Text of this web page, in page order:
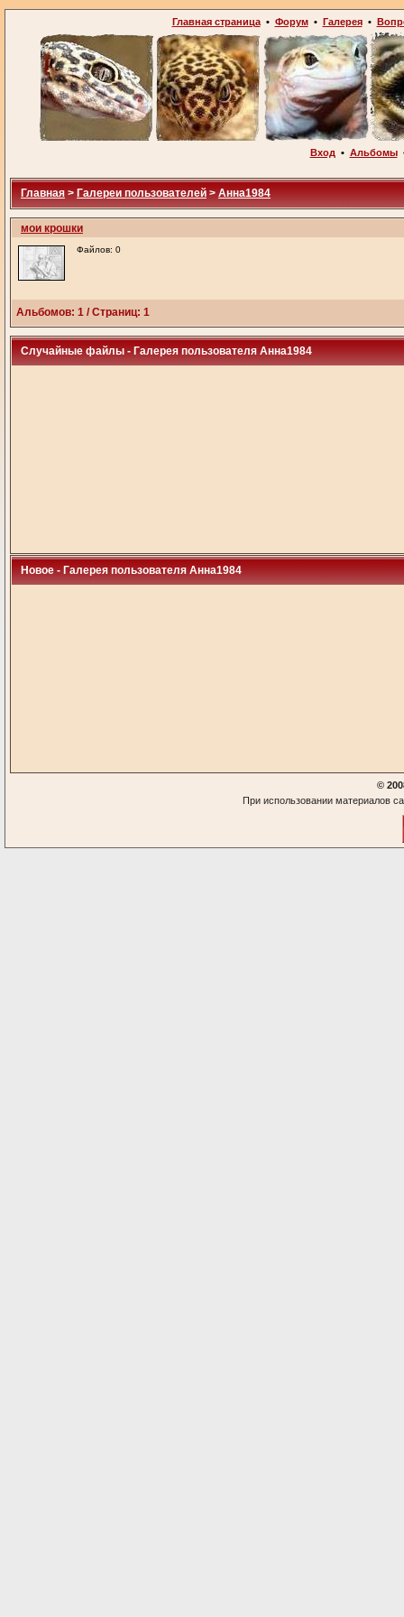
Главная страница• Форум• Галерея•
Вход • Альбомы
Главная > Галереи пользователей > Анна1984
мои крошки
Файлов: 0
Альбомов: 1 / Страниц: 1
Случайные файлы - Галерея пользователя Анна1984
Новое - Галерея пользователя Анна1984
©
При использовании материалов